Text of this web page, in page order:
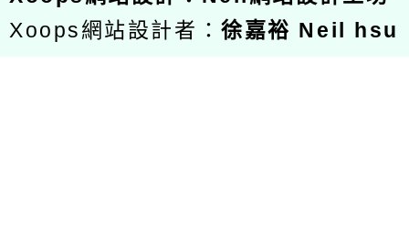
Xoops網站設計者：徐嘉裕 Neil hsu